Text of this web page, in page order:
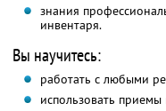
знания
инвентаря.
Вы научитесь:
работать с любыми
использовать